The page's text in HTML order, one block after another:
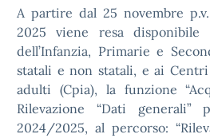
A partire dal 25 novembre
2025 viene resa
dell’Infanzia, Primarie e
statali e non statali, e ai
adulti (Cpia), la funzione
Rilevazione “Dati generali”
2024/2025, al percorso: